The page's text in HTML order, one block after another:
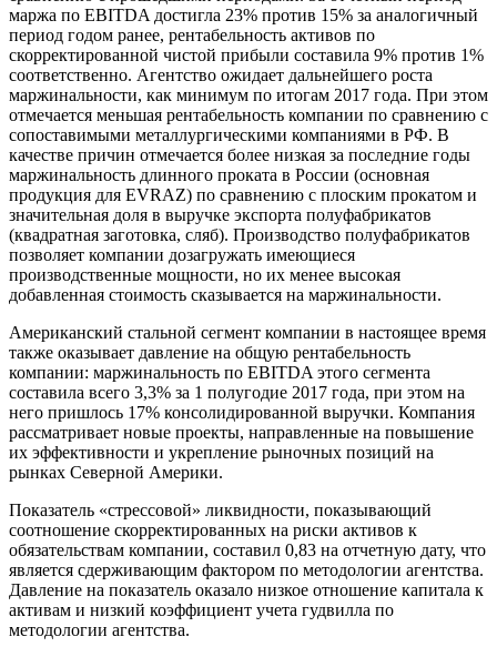
маржа по EBITDA достигла 23% против 15% за аналогичный
период годом ранее, рентабельность активов по
скорректированной чистой прибыли составила 9% против 1%
соответственно. Агентство ожидает дальнейшего роста
маржинальности, как минимум по итогам 2017 года. При этом
отмечается меньшая рентабельность компании по сравнению с
сопоставимыми металлургическими компаниями в РФ. В
качестве причин отмечается более низкая за последние годы
маржинальность длинного проката в России (основная
продукция для EVRAZ) по сравнению с плоским прокатом и
значительная доля в выручке экспорта полуфабрикатов
(квадратная заготовка, сляб). Производство полуфабрикатов
позволяет компании дозагружать имеющиеся
производственные мощности, но их менее высокая
добавленная стоимость сказывается на маржинальности.
Американский стальной сегмент компании в настоящее время
также оказывает давление на общую рентабельность
компании: маржинальность по EBITDA этого сегмента
составила всего 3,3% за 1 полугодие 2017 года, при этом на
него пришлось 17% консолидированной выручки. Компания
рассматривает новые проекты, направленные на повышение
их эффективности и укрепление рыночных позиций на
рынках Северной Америки.
Показатель «стрессовой» ликвидности, показывающий
соотношение скорректированных на риски активов к
обязательствам компании, составил 0,83 на отчетную дату, что
является сдерживающим фактором по методологии агентства.
Давление на показатель оказало низкое отношение капитала к
активам и низкий коэффициент учета гудвилла по
методологии агентства.